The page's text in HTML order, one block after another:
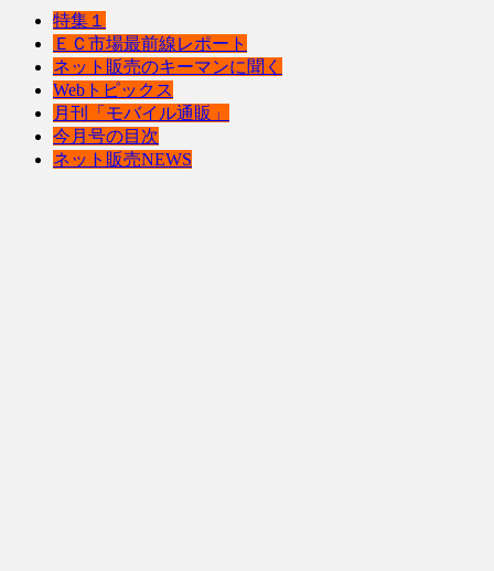
特集１
ＥＣ市場最前線レポート
ネット販売のキーマンに聞く
Webトピックス
月刊「モバイル通販」
今月号の目次
ネット販売NEWS